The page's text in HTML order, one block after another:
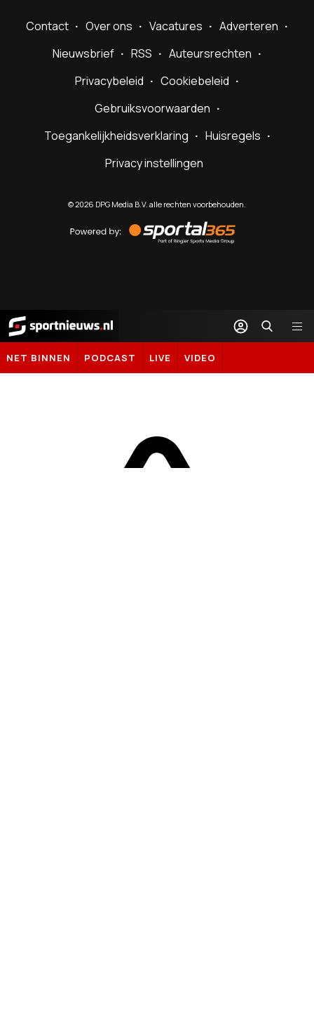
Contact Over ons Vacatures
Adverteren
Nieuwsbrief
RSS
Auteursrechten
Privacybeleid
Cookiebeleid
Gebruiksvoorwaarden
Toegankelijkheidsverklaring
Huisregels
Privacy instellingen
©2026 DPG Media B.V. alle rechten voorbehouden.
by
Sportal365
Sportnieuws.nl
NET BINNEN PODCAST LIVE VIDEO